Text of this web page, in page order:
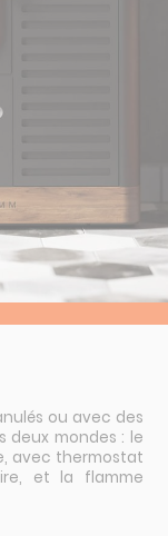
ou avec des
deux mondes : le
avec thermostat
et la flamme